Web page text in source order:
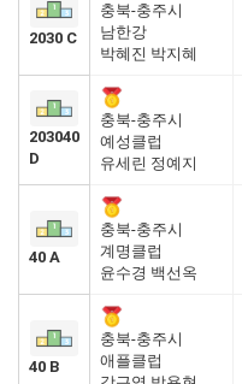
2030 C
충북-충주시
남한강
박혜진 박지혜
203040
D
충북-충주시
예성클럽
유세린 정예지
40 A
충북-충주시
계명클럽
윤수경 백선옥
40 B
충북-충주시
애플클럽